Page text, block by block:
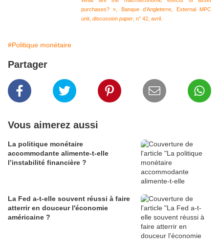
purchases? », Banque d’Angleterre, External MPC
unit, discussion paper , n° 42, avril.
#Politique monétaire
Partager
Vous aimerez aussi
La politique monétaire
accommodante alimente-t-elle
l’instabilité financière ?
La Fed a-t-elle souvent réussi à faire
atterrir en douceur l'économie
américaine ?